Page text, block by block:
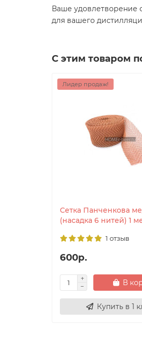
Ваше удовлетворение
для вашего
С этим товаром
Лидер продаж!
Сетка Панченкова
(насадка 6 нитей) 1
1 отзыв
600р.
В
Купить в 1